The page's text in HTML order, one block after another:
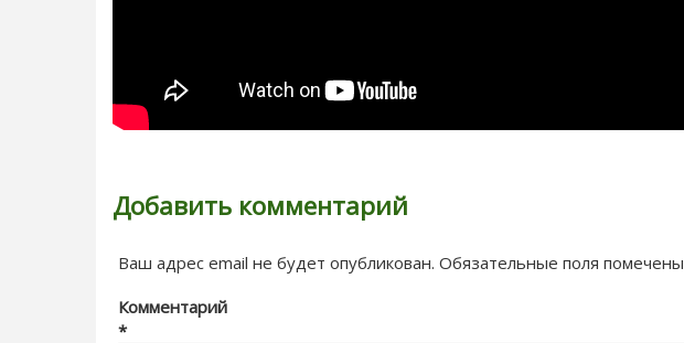
Добавить комментарий
Ваш адрес email не будет опубликован. Обязательные поля помечены
Комментарий
*